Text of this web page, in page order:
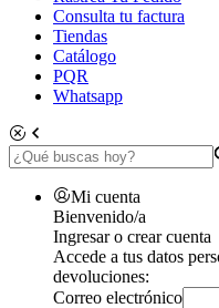
Consulta tu factura
Tiendas
Catálogo
PQR
Whatsapp
Mi cuenta
Bienvenido/a
Ingresar o crear cuenta
Accede a tus datos
devoluciones:
Correo electrónico